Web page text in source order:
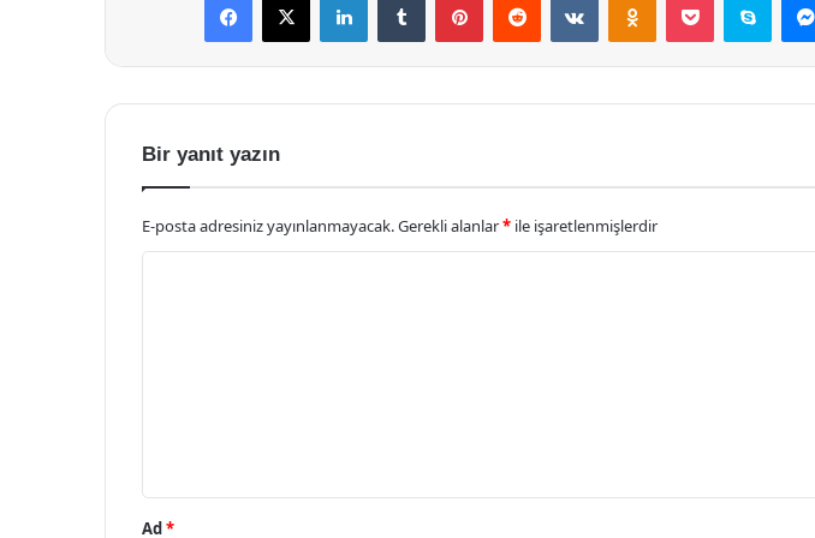
Bir yanıt yazın
E-posta adresiniz yayınlanmayacak.Gerekli alanlar* ile işaretlenmişlerdir
Ad*